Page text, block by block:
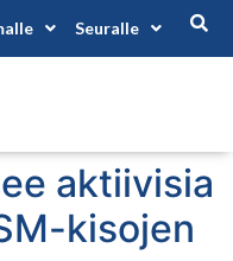
Seuralle
aktiivisia
kisojen